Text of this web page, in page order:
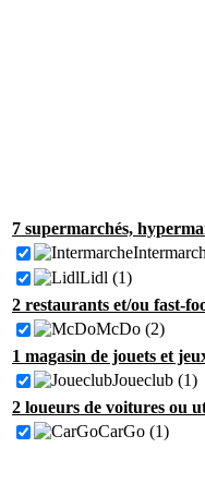
7 supermarchés,
Lidl (1)
2 restaurants et/ou fast-
McDo (2)
1 magasin de jouets et
Joueclub (1)
2 loueurs de voitures ou
CarGo (1)